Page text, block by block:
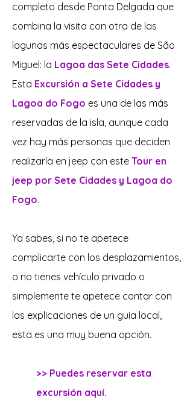
completo desde Ponta Delgada que
combina la visita con otra de las
lagunas más espectaculares de São
Miguel: la Lagoa das Sete Cidades.
Esta Excursión a Sete Cidades y
Lagoa do Fogo es una de las más
reservadas de la isla, aunque cada
vez hay más personas que deciden
realizarla en jeep con este Tour en
jeep por Sete Cidades y Lagoa do
Fogo.
Ya sabes, si no te apetece
complicarte con los desplazamientos,
o no tienes vehículo privado o
simplemente te apetece contar con
las explicaciones de un guía local,
esta es una muy buena opción.
>> Puedes reservar esta
excursión aquí.